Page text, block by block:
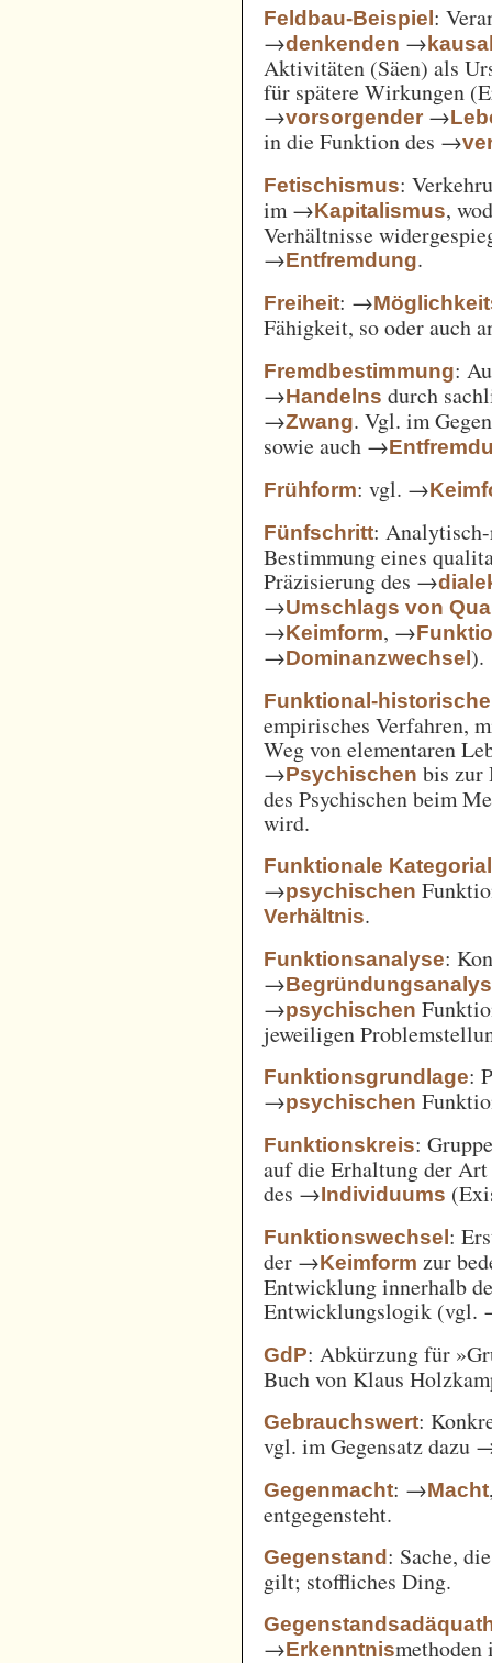
Feldbau-Beispiel:
→denkenden →
Aktivitäten (Säen) als
für spätere Wirkungen
→vorsorgender →
in die Funktion des →
Fetischismus:
im →Kapitalismus,
Verhältnisse
→Entfremdung.
Freiheit: →
Fähigkeit, so oder auch
Fremdbestimmung:
→Handelns durch
→Zwang. Vgl. im
sowie auch →
Frühform: vgl. →
Fünfschritt:
Bestimmung eines
Präzisierung des →
→Umschlags von
→Keimform, →
→Dominanzwechsel).
Funktional-
empirisches Verfahren,
Weg von elementaren
→Psychischen bis zur
des Psychischen beim
wird.
Funktionale
→psychischen
Verhältnis.
Funktionsanalyse:
→
→psychischen
jeweiligen
Funktionsgrundlage:
→psychischen
Funktionskreis:
auf die Erhaltung der
des →Individuums
Funktionswechsel:
der →Keimform zur
Entwicklung innerhalb
Entwicklungslogik
GdP: Abkürzung für
Buch von Klaus
Gebrauchswert:
vgl. im Gegensatz dazu
Gegenmacht: →Macht
entgegensteht.
Gegenstand: Sache,
gilt; stoffliches Ding.
→Erkenntnismethoden